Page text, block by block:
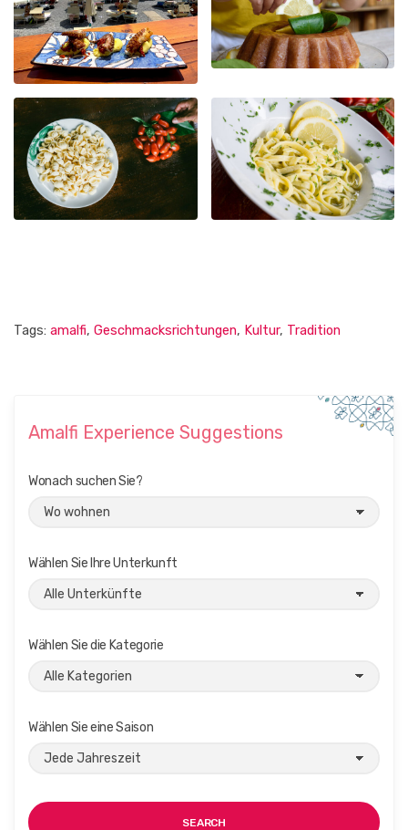
Tags: amalfi, Geschmacksrichtungen, Kultur, Tradition
Amalfi Experience Suggestions
Wonach suchen Sie?
Wählen Sie Ihre Unterkunft
Wählen Sie die Kategorie
Wählen Sie eine Saison
SEARCH